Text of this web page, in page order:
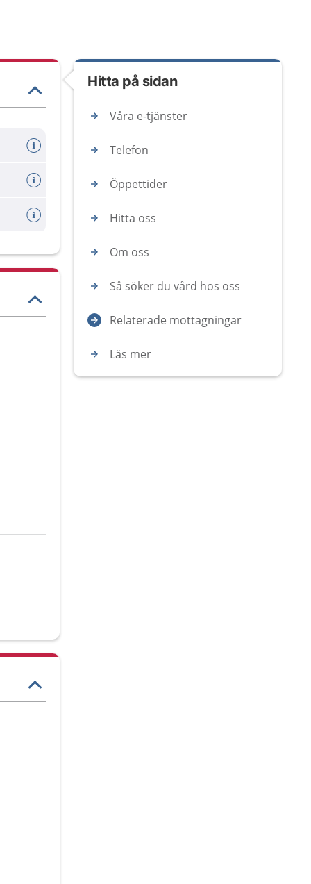
Hitta på sidan
Våra e-tjänster
Telefon
Öppettider
Hitta oss
Om oss
Så söker du vård hos oss
Relaterade mottagningar
Läs mer